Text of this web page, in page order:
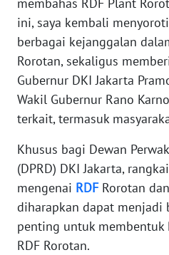
ini, saya kembali
berbagai kejanggalan
Rorotan, sekaligus
Gubernur DKI Jakarta
Wakil Gubernur Rano
terkait, termasuk
Khusus bagi Dewan
(DPRD) DKI Jakarta,
mengenai RDFRorotan dan
diharapkan dapat menjadi
penting untuk membentuk
RDF Rorotan.
KONTAK
INFO
IKLAN
TENTANG
KAMI
PEDOMAN
MEDIA
SIBER